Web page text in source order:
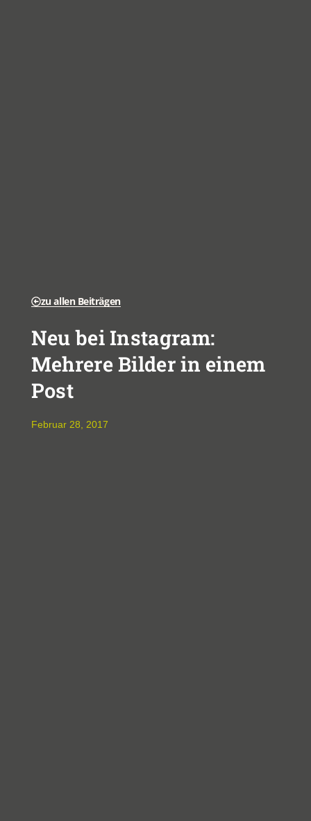
zu allen Beiträgen
Neu bei Instagram:
Mehrere Bilder in einem
Post
Februar 28, 2017